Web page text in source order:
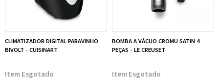
CLIMATIZADOR DIGITAL PARAVINHO
BIVOLT - CUISINART
Esgotado
BOMBA A VÁCUO CROMU SATIN 4
PEÇAS - LE CREUSET
Esgotado